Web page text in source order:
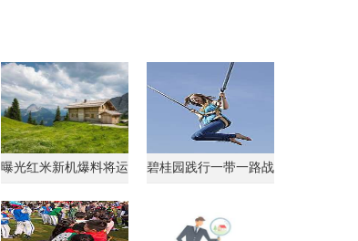
曝光红米新机爆料将运 碧桂园践行一带一路战